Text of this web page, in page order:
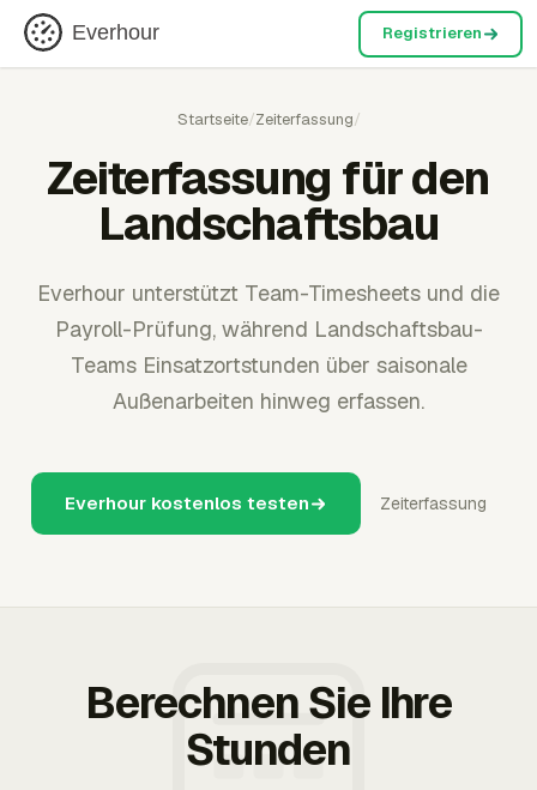
Everhour Registrieren
Startseite/Zeiterfassung/
Zeiterfassung für den
Landschaftsbau
Everhour unterstützt Team-Timesheets und die
Payroll-Prüfung, während Landschaftsbau-
Teams Einsatzortstunden über saisonale
Außenarbeiten hinweg erfassen.
Everhour kostenlos testen Zeiterfassung
Berechnen Sie Ihre
Stunden